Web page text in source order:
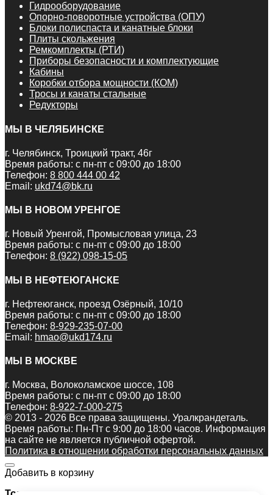
Гидрооборудование
Опорно-поворотные устройства (ОПУ)
Блоки полиспаста и канатные блоки
Плиты скольжения
Ремкомплекты (РТИ)
Приборы безопасности и комплектующие
Кабины
Коробки отбора мощности (КОМ)
Тросы и канаты стальные
Редукторы
МЫ В ЧЕЛЯБИНСКЕ
г. Челябинск, Троицкий тракт, 46г
Время работы: с пн-пт с 09:00 до 18:00
Телефон: 8 800 444 00 42
Email: ukd74@bk.ru
МЫ В НОВОМ УРЕНГОЕ
г. Новый Уренгой, Промысловая улица, 23
Время работы: с пн-пт с 09:00 до 18:00
Телефон: 8 (922) 098-15-05
МЫ В НЕФТЕЮГАНСКЕ
г. Нефтеюганск, проезд Озёрный, 10/10
Время работы: с пн-пт с 09:00 до 18:00
Телефон: 8-929-235-07-00
Email: hmao@ukd174.ru
МЫ В МОСКВЕ
г. Москва, Волоколамское шоссе, 108
Время работы: с пн-пт с 09:00 до 18:00
Телефон: 8-922-7-000-275
© 2013 - 2026 Все права защищены. Уралкрандеталь.
Время работы: Пн-Пт c 9:00 до 18:00 часов. Информация
на сайте не является публичной офертой.
Политика в отношении обработки персональных данных
Добавить в корзину